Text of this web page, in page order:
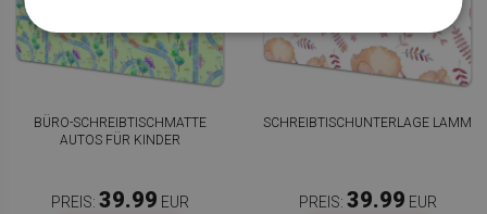
BÜRO-SCHREIBTISCHMATTE
AUTOS FÜR KINDER
PREIS: 39.99 EUR
SCHREIBTISCHUNTERLAGE LAMM
PREIS: 39.99 EUR